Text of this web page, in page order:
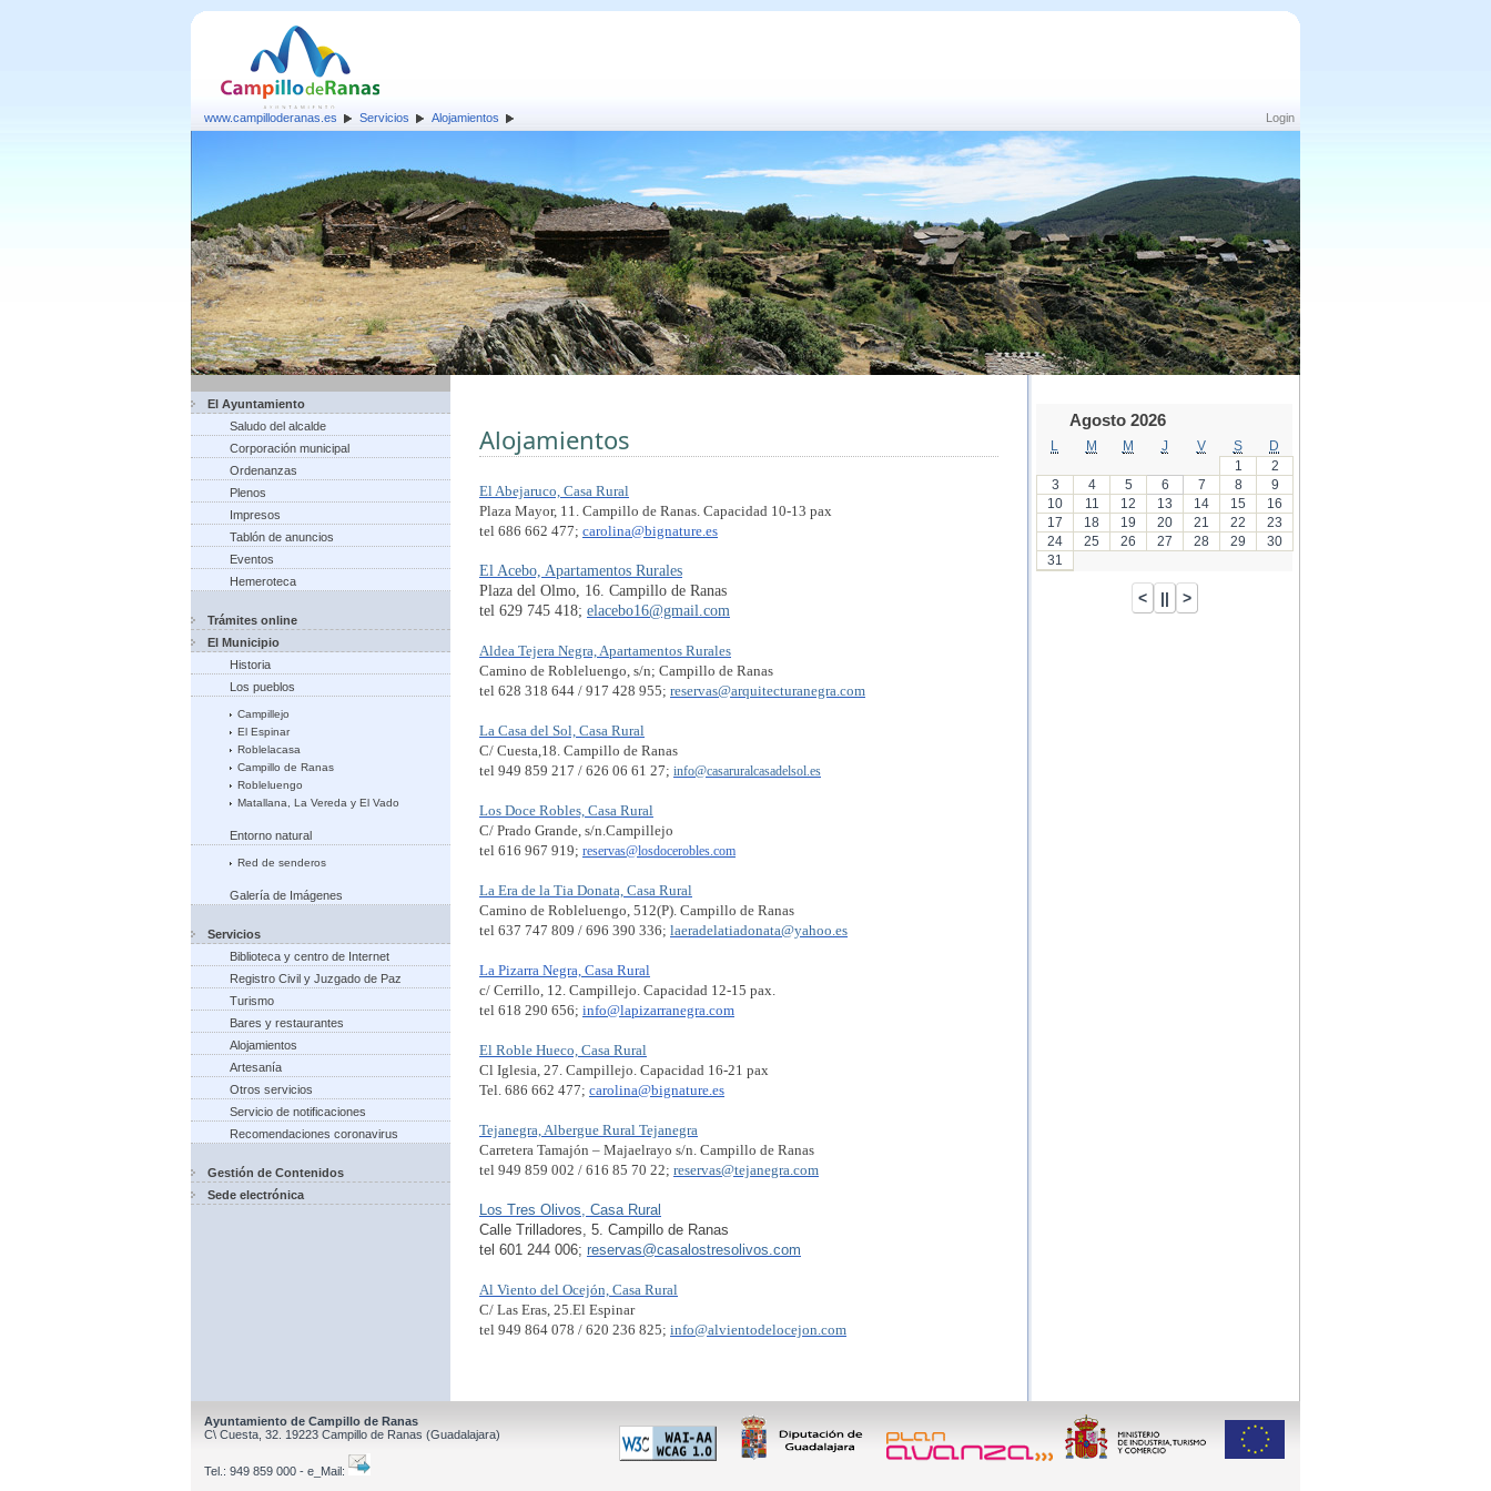
Login
www.campilloderanas.es Servicios Alojamientos
El Ayuntamiento
Saludo del alcalde
Corporación municipal
Ordenanzas
Plenos
Impresos
Tablón de anuncios
Eventos
Hemeroteca
Trámites online
El Municipio
Historia
Los pueblos
Campillejo
El Espinar
Roblelacasa
Campillo de Ranas
Robleluengo
Matallana, La Vereda y El Vado
Entorno natural
Red de senderos
Galería de Imágenes
Servicios
Biblioteca y centro de Internet
Registro Civil y Juzgado de Paz
Turismo
Bares y restaurantes
Alojamientos
Artesanía
Otros servicios
Servicio de notificaciones
Recomendaciones coronavirus
Gestión de Contenidos
Sede electrónica
Alojamientos
El Abejaruco, Casa Rural
Plaza Mayor, 11. Campillo de Ranas. Capacidad 10-13 pax
tel 686 662 477; carolina@bignature.es
El Acebo, Apartamentos Rurales
Plaza del Olmo, 16. Campillo de Ranas
tel 629 745 418; elacebo16@gmail.com
Aldea Tejera Negra, Apartamentos Rurales
Camino de Robleluengo, s/n; Campillo de Ranas
tel 628 318 644 / 917 428 955; reservas@arquitecturanegra.com
La Casa del Sol, Casa Rural
C/ Cuesta,18. Campillo de Ranas
tel 949 859 217 / 626 06 61 27; info@casaruralcasadelsol.es
Los Doce Robles, Casa Rural
C/ Prado Grande, s/n.Campillejo
tel 616 967 919; reservas@losdocerobles.com
La Era de la Tia Donata, Casa Rural
Camino de Robleluengo, 512(P). Campillo de Ranas
tel 637 747 809 / 696 390 336; laeradelatiadonata@yahoo.es
La Pizarra Negra, Casa Rural
c/ Cerrillo, 12. Campillejo. Capacidad 12-15 pax.
tel 618 290 656; info@lapizarranegra.com
El Roble Hueco, Casa Rural
Cl Iglesia, 27. Campillejo. Capacidad 16-21 pax
Tel. 686 662 477; carolina@bignature.es
Tejanegra, Albergue Rural Tejanegra
Carretera Tamajón – Majaelrayo s/n. Campillo de Ranas
tel 949 859 002 / 616 85 70 22; reservas@tejanegra.com
Los Tres Olivos, Casa Rural
Calle Trilladores, 5. Campillo de Ranas
tel 601 244 006; reservas@casalostresolivos.com
Al Viento del Ocejón, Casa Rural
C/ Las Eras, 25.El Espinar
tel 949 864 078 / 620 236 825; info@alvientodelocejon.com
Agosto 2026
M M J V S
D
1
2
3
4 5 6 7 8
9
10
11 12 13 14 15
16
17
18 19 20 21 22
23
24
25 26 27 28 29
30
31
Ayuntamiento de Campillo de Ranas
C\ Cuesta, 32. 19223 Campillo de Ranas (Guadalajara)
Tel.: 949 859 000 - e_Mail: